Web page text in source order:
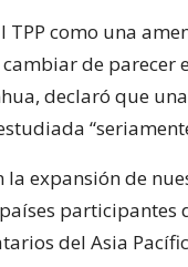
como una
de parecer
declaró que
expansión de
participantes
del Asia